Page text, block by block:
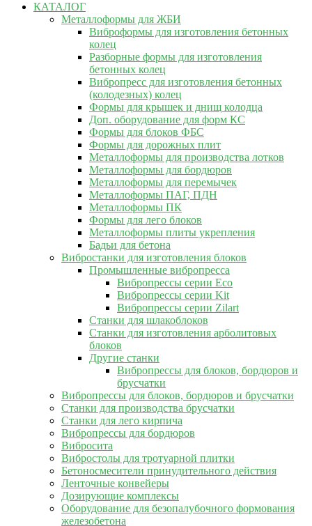
КАТАЛОГ
Металлоформы для ЖБИ
Виброформы для изготовления бетонных
колец
Разборные формы для изготовления
бетонных колец
Вибропресс для изготовления бетонных
(колодезных) колец
Формы для крышек и днищ колодца
Доп. оборудование для форм КС
Формы для блоков ФБС
Формы для дорожных плит
Металлоформы для производства лотков
Металлоформы для бордюров
Металлоформы для перемычек
Металлоформы ПАГ, ПДН
Металлоформы ПК
Формы для лего блоков
Металлоформы плиты укрепления
Бадьи для бетона
Вибростанки для изготовления блоков
Промышленные вибропресса
Вибропрессы серии Eco
Вибропрессы серии Kit
Вибропрессы серии Zilart
Станки для шлакоблоков
Станки для изготовления арболитовых
блоков
Другие станки
Вибропрессы для блоков, бордюров и
брусчатки
Вибропрессы для блоков, бордюров и брусчатки
Станки для производства брусчатки
Станки для лего кирпича
Вибропрессы для бордюров
Вибросита
Вибростолы для тротуарной плитки
Бетоносмесители принудительного действия
Ленточные конвейеры
Дозирующие комплексы
Оборудование для безопалубочного формования
железобетона